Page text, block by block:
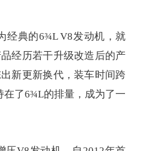
经典的6¾L V8发动机，就
经历若干升级改造后的产
新更新换代，装车时间跨
在了6¾L的排量，成为了一